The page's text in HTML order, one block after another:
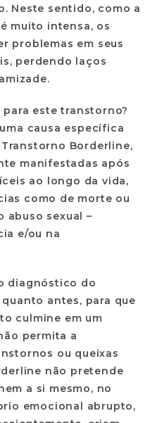
Neste sentido, como a
muito intensa, os
problemas em seus
perdendo laços
para este transtorno?
causa específica
Borderline,
manifestadas após
ao longo da vida,
como de morte ou
abuso sexual –
e/ou na
diagnóstico do
antes, para que
culmine em um
permita a
ou queixas
não pretende
a si mesmo, no
emocional abrupto,